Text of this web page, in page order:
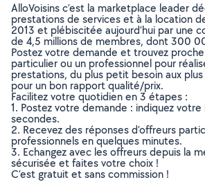
AlloVoisins c’est la marketplace leader
prestations de services et à la location
2013 et plébiscitée aujourd’hui par une
de 4,5 millions de membres, dont 300
Postez votre demande et trouvez
particulier ou un professionnel pour
prestations, du plus petit besoin aux
pour un bon rapport qualité/prix.
Facilitez votre quotidien en 3 étapes :
1. Postez votre demande : indiquez
secondes.
2. Recevez des réponses d’offreurs
professionnels en quelques minutes.
3. Echangez avec les offreurs depuis la
sécurisée et faites votre choix !
C’est gratuit et sans commission !